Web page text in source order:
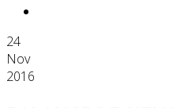
24
Nov
2016